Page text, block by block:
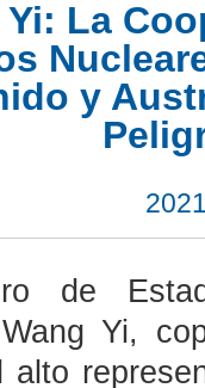
Yi: La
y
de
Yi,
alto